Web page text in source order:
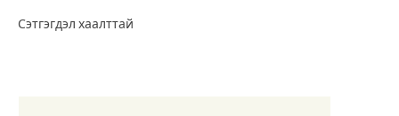
Сэтгэгдэл хаалттай